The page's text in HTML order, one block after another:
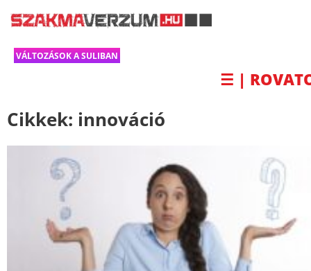
VÁLTOZÁSOK A SULIBAN
☰ |
Cikkek: innováció